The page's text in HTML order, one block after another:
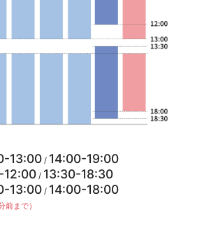
13:00 / 14:00-19:00
12:00 / 13:30-18:30
13:00 / 14:00-18:00
前まで）